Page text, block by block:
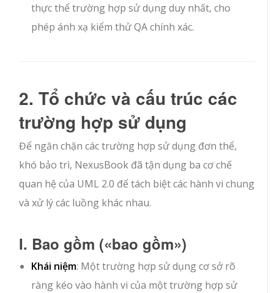
thực thể trường hợp sử dụng duy nhất, cho
phép ánh xạ kiểm thử QA chính xác.
2. Tổ chức và cấu trúc các
trường hợp sử dụng
Để ngăn chặn các trường hợp sử dụng đơn thể,
khó bảo trì, NexusBook đã tận dụng ba cơ chế
quan hệ của UML 2.0 để tách biệt các hành vi chung
và xử lý các luồng khác nhau.
I. Bao gồm («bao gồm»)
Khái niệm: Một trường hợp sử dụng cơ sở rõ
ràng kéo vào hành vi của một trường hợp sử